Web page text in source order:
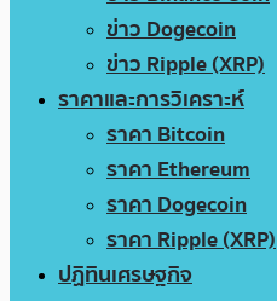
ข่าว Dogecoin
ข่าว Ripple (XRP)
ราคาและการวิเคราะห์
ราคา Bitcoin
ราคา Ethereum
ราคา Dogecoin
ราคา Ripple (XRP)
ปฏิทินเศรษฐกิจ